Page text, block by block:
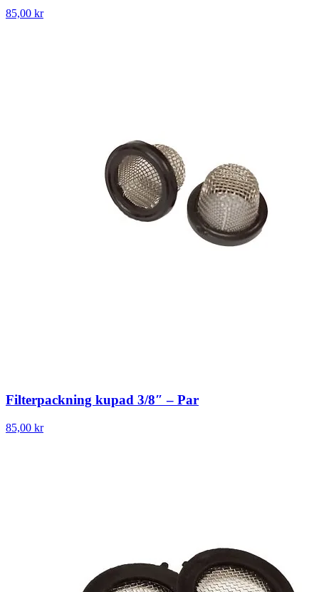
85,00 kr
Filterpackning kupad 3/8″ – Par
85,00 kr